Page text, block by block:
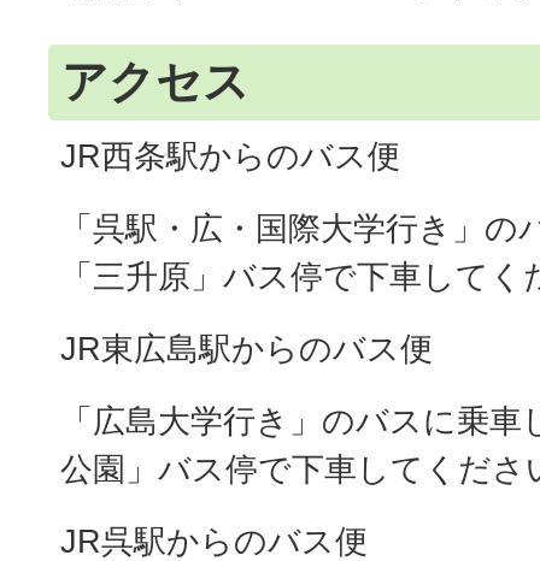
アクセス
JR西条駅からのバス便
「呉駅・広・国際大学行き」の
「三升原」バス停で下車してく
JR東広島駅からのバス便
「広島大学行き」のバスに乗車
公園」バス停で下車してくださ
JR呉駅からのバス便